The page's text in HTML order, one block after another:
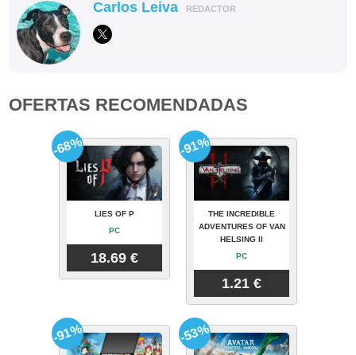
Carlos Leiva REDACTOR
OFERTAS RECOMENDADAS
LIES OF P
PC
18.69 €
-68%
THE INCREDIBLE
ADVENTURES OF VAN
HELSING II
PC
1.21 €
-91%
-91% -53%